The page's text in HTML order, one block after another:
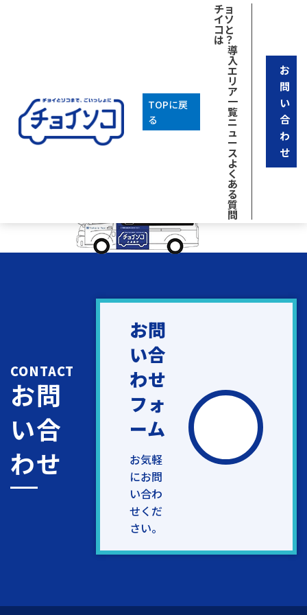
TOPに戻
る
チョ
イソ
コと
は？
導
入
エ
リ
ア
一
覧
ニ
ュ
ー
ス
よ
く
あ
る
質
問
お
問
い
合
わ
せ
Uncategorized
アーカイブ
2025年9月
CONTACT
お問
い合
わせ
お問
い合
わせ
フォ
ーム
お気軽
にお問
い合わ
せくだ
さい。